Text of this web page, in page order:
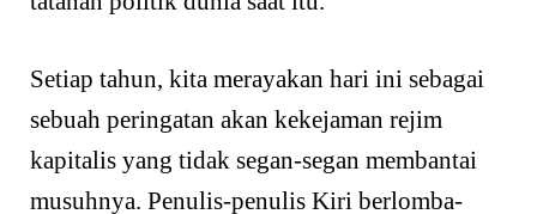
Setiap tahun, kita merayakan hari ini sebagai
sebuah peringatan akan kekejaman rejim
kapitalis yang tidak segan-segan membantai
musuhnya. Penulis-penulis Kiri berlomba-